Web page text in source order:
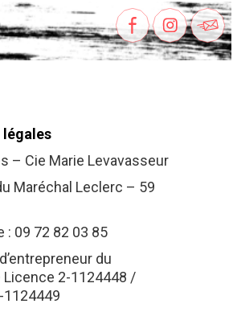
– Cie Marie Levavasseur
Maréchal Leclerc – 59
: 09 72 82 03 85
du
2-1124448 /